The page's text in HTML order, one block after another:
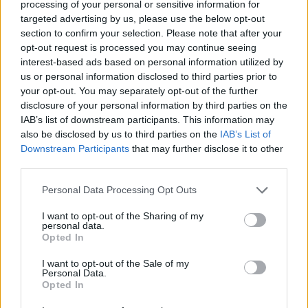
processing of your personal or sensitive information for
targeted advertising by us, please use the below opt-out
section to confirm your selection. Please note that after your
opt-out request is processed you may continue seeing
interest-based ads based on personal information utilized by
us or personal information disclosed to third parties prior to
your opt-out. You may separately opt-out of the further
disclosure of your personal information by third parties on the
IAB’s list of downstream participants. This information may
also be disclosed by us to third parties on the IAB’s List of
Downstream Participants that may further disclose it to other
Please note that this website/app uses one or more Google
not limited to your visit or usage behaviour. You may click to
grant or deny consent to Google and its third-party tags to
use your data for below specified purposes in below Google
consent section.
Personal Data Processing Opt Outs
I want to opt-out of the Sharing of my
personal data.
Opted In
I want to opt-out of the Sale of my
Personal Data.
Opted In
taaksepäin ja noussut vähän ylös. Vapaalle
lähdettäessä olin aivan hapoilla. Sieltä lähdin
pikkuhiljaa nostamaan sijoja. Nousin kuitenkin
parhaaksi suomalaiseksi, se vähän piristi,
Lylynperä kertasi.
Krista Niiranen jatkoi tasaisia hiihtojaan ja oli
28:s. Johanna Ukkola oli 31:s ja Hanna Varjus
41:s.
-Ihan ok. Pertsa oli tänään vahvempi, mutta oli
paikkoja. Vapaalla poimin pari sijaa, mutta
sellainen keskinkertainen hiihto, Niiranen